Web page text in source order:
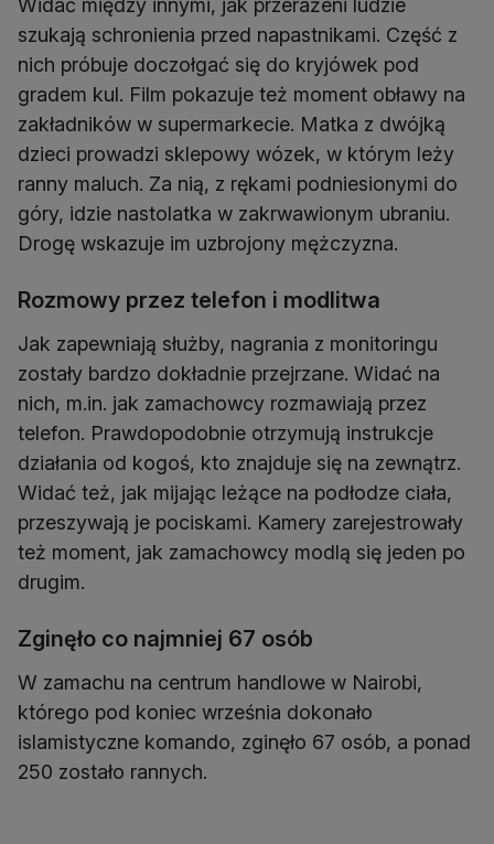
Widać między innymi, jak przerażeni ludzie
szukają schronienia przed napastnikami. Część z
nich próbuje doczołgać się do kryjówek pod
gradem kul. Film pokazuje też moment obławy na
zakładników w supermarkecie. Matka z dwójką
dzieci prowadzi sklepowy wózek, w którym leży
ranny maluch. Za nią, z rękami podniesionymi do
góry, idzie nastolatka w zakrwawionym ubraniu.
Drogę wskazuje im uzbrojony mężczyzna.
Rozmowy przez telefon i modlitwa
Jak zapewniają służby, nagrania z monitoringu
zostały bardzo dokładnie przejrzane. Widać na
nich, m.in. jak zamachowcy rozmawiają przez
telefon. Prawdopodobnie otrzymują instrukcje
działania od kogoś, kto znajduje się na zewnątrz.
Widać też, jak mijając leżące na podłodze ciała,
przeszywają je pociskami. Kamery zarejestrowały
też moment, jak zamachowcy modlą się jeden po
drugim.
Zginęło co najmniej 67 osób
W zamachu na centrum handlowe w Nairobi,
którego pod koniec września dokonało
islamistyczne komando, zginęło 67 osób, a ponad
250 zostało rannych.